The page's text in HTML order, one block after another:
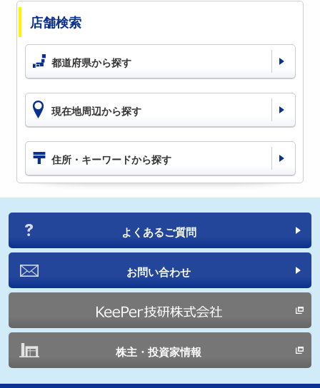
店舗検索
都道府県から探す
現在地周辺から探す
住所・キーワードから探す
よくあるご質問
お問い合わせ
株主・投資家情報